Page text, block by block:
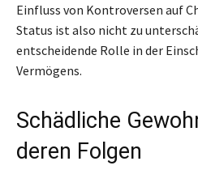
Einfluss von Kontroversen auf
Status ist also nicht zu
entscheidende Rolle in der
Vermögens.
Schädliche
deren Folgen